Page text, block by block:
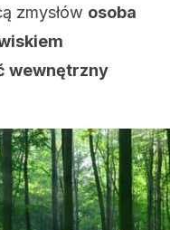
zmysłów osoba
wewnętrzny